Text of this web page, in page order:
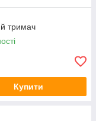
тримач
Купити